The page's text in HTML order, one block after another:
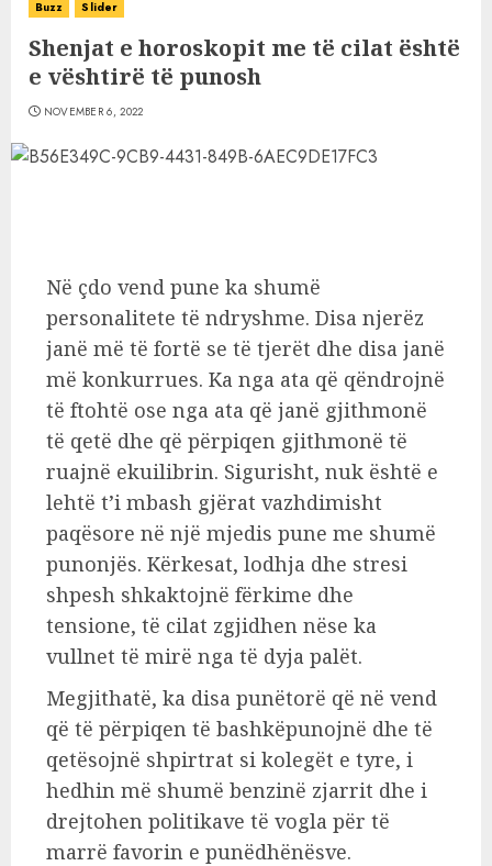
Buzz Slider
Shenjat e horoskopit me të cilat është
e vështirë të punosh
NOVEMBER 6, 2022
Në çdo vend pune ka shumë
personalitete të ndryshme. Disa njerëz
janë më të fortë se të tjerët dhe disa janë
më konkurrues. Ka nga ata që qëndrojnë
të ftohtë ose nga ata që janë gjithmonë
të qetë dhe që përpiqen gjithmonë të
ruajnë ekuilibrin. Sigurisht, nuk është e
lehtë t’i mbash gjërat vazhdimisht
paqësore në një mjedis pune me shumë
punonjës. Kërkesat, lodhja dhe stresi
shpesh shkaktojnë fërkime dhe
tensione, të cilat zgjidhen nëse ka
vullnet të mirë nga të dyja palët.
Megjithatë, ka disa punëtorë që në vend
që të përpiqen të bashkëpunojnë dhe të
qetësojnë shpirtrat si kolegët e tyre, i
hedhin më shumë benzinë zjarrit dhe i
drejtohen politikave të vogla për të
marrë favorin e punëdhënësve.